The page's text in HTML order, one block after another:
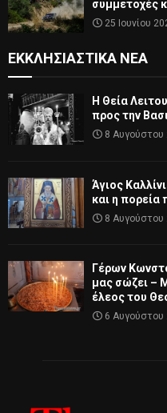
συμμετοχές
25 Ιουνίου
ΕΚΚΛΗΣΙΑΣΤΙΚΆ ΝΈΑ
Η Θεία
προς την
8 Αυγούστου
Άγιος
και η πορεία
8 Αυγούστου
Γέρων
μας σώζει –
έλεος του
6 Αυγούστου